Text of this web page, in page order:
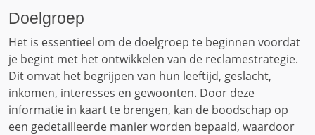
Doelgroep
Het is essentieel om de doelgroep te beginnen voordat
je begint met het ontwikkelen van de reclamestrategie.
Dit omvat het begrijpen van hun leeftijd, geslacht,
inkomen, interesses en gewoonten. Door deze
informatie in kaart te brengen, kan de boodschap op
een gedetailleerde manier worden bepaald, waardoor